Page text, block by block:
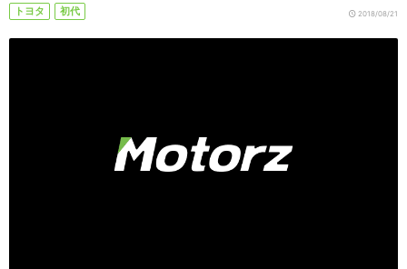
トヨタ 初代 2018/08/21